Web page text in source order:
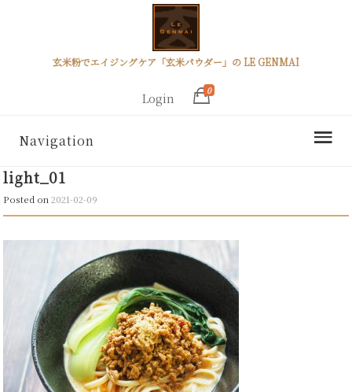
玄米粉でエイジングケア「玄米パウダー」の LE GENMAI
Login
0
Navigation
light_01
Posted on2021-02-09